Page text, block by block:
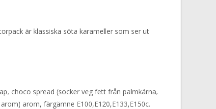
är klassiska söta karameller som ser ut
choco spread (socker veg fett från palmkärna,
arom, färgämne E100,E120,E133,E150c.